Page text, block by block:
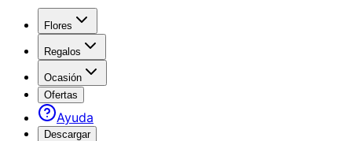
Flores
Regalos
Ocasión
Ofertas
Ayuda
Descargar